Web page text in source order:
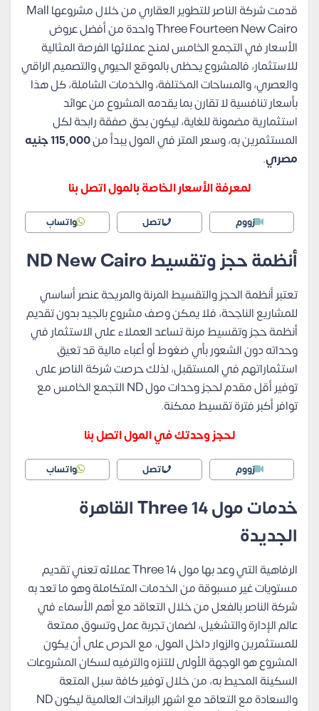
قدمت شركة الناصر للتطوير العقاري من خلال مشروعها Mall
Three Fourteen New Cairo واحدة من أفضل عروض
الأسعار في التجمع الخامس لمنح عملائها الفرصة المثالية
للاستثمار، فالمشروع يحظى بالموقع الحيوي والتصميم الراقي
والعصري، والمساحات المختلفة، والخدمات الشاملة، كل هذا
بأسعار تنافسية لا تقارن بما يقدمه المشروع من عوائد
استثمارية مضمونة للغاية، ليكون بحق صفقة رابحة لكل
المستثمرين به، وسعر المتر في المول يبدأ من
115,000 جنيه
مصري.
لمعرفة الأسعار الخاصة بالمول اتصل بنا
زووم اتصل واتساب
أنظمة حجز وتقسيطND New Cairo
تعتبر أنظمة الحجز والتقسيط المرنة والمريحة عنصر أساسي
للمشاريع الناجحة، فلا يمكن وصف مشروع بالجيد بدون تقديم
أنظمة حجز وتقسيط مرنة تساعد العملاء على الاستثمار في
وحداته دون الشعور بأي ضغوط أو أعباء مالية قد تعيق
استثماراتهم في المستقبل، لذلك حرصت شركة الناصر على
توفير أقل مقدم لحجز وحدات مول ND التجمع الخامس مع
توافر أكبر فترة تقسيط ممكنة.
لحجز وحدتك في المول اتصل بنا
زووم اتصل واتساب
خدمات مولThree 14القاهرة
الجديدة
الرفاهية التي وعد بها مول Three 14 عملائه تعني تقديم
مستويات غير مسبوقة من الخدمات المتكاملة وهو ما تعد به
شركة الناصر بالفعل من خلال التعاقد مع أهم الأسماء في
عالم الإدارة والتشغيل، لضمان تجربة عمل وتسوق ممتعة
للمستثمرين والزوار داخل المول، مع الحرص على أن يكون
المشروع هو الوجهة الأولى للتنزه والترفيه لسكان المشروعات
السكينة المحيط به، من خلال توفير كافة سبل المتعة
والسعادة مع التعاقد مع اشهر البراندات العالمية ليكون ND